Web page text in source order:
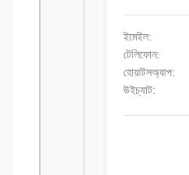
ইমেইল:
টেলিফোন:
হোয়াটসঅ্যাপ:
উইচ্যাট: